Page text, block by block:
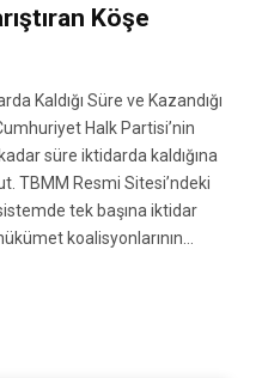
Köşe
Kaldığı Süre ve Kazandığı
Halk Partisi’nin
süre iktidarda kaldığına
TBMM Resmi Sitesi’ndeki
tek başına iktidar
koalisyonlarının…